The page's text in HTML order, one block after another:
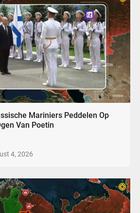
Mariniers Peddelen Op
Van Poetin
4, 2026